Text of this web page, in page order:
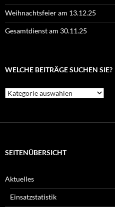
Weihnachtsfeier am 13.12.25
Gesamtdienst am 30.11.25
WELCHE BEITRÄGE SUCHEN SIE?
Welche
Beiträge
SEITENÜBERSICHT
Aktuelles
Einsatzstatistik